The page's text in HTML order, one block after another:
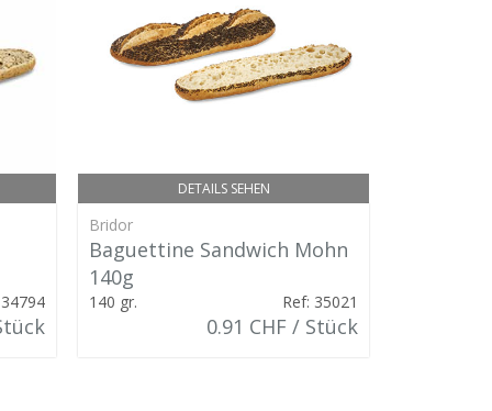
DETAILS SEHEN
Bridor
Baguettine Sandwich Mohn
140g
140 gr. Ref: 35021
0.91 CHF / Stück